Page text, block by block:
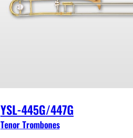
YSL-445G/447G
Tenor Trombones